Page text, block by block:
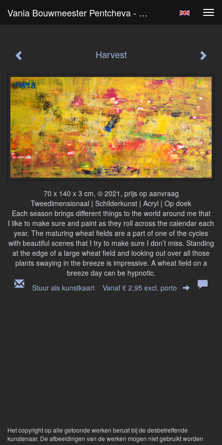
Vania Bouwmeester Pentcheva - Harvest
Harvest
70 x 140 x 3 cm, © 2021, prijs op aanvraag
Tweedimensionaal | Schilderkunst | Acryl | Op doek
Each season brings different things to the world around me that
I like to make sure and paint as they roll across the calendar each
year. The maturing wheat fields are a part of one of the cycles
with beautiful scenes that I try to make sure I don’t miss. Standing
at the edge of a large wheat field and looking out over all those
plants swaying in the breeze is impressive. A wheat field on a
breeze day can be hypnotic.
Stuur als kunstkaart Vanaf € 2,95 excl. porto
Het copyright op alle getoonde werken berust bij de desbetreffende
kunstenaar. De afbeeldingen van de werken mogen niet gebruikt worden